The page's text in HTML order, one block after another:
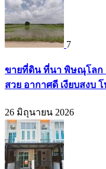
7
ขายที่ดิน ที่นา พิษณุโลก
สวย อากาศดี เงียบสงบ โ
26 มิถุนายน 2026